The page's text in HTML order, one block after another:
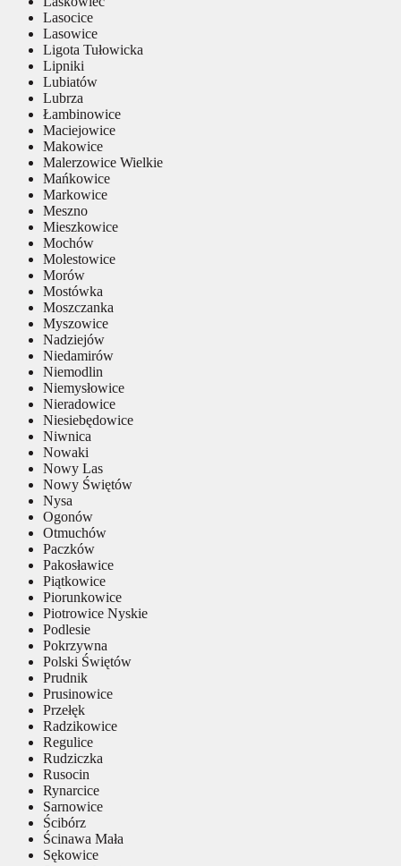
Lasocice
Lasowice
Ligota Tułowicka
Lipniki
Lubiatów
Lubrza
Łambinowice
Maciejowice
Makowice
Malerzowice Wielkie
Mańkowice
Markowice
Meszno
Mieszkowice
Mochów
Molestowice
Morów
Mostówka
Moszczanka
Myszowice
Nadziejów
Niedamirów
Niemodlin
Niemysłowice
Nieradowice
Niesiebędowice
Niwnica
Nowaki
Nowy Las
Nowy Świętów
Nysa
Ogonów
Otmuchów
Paczków
Pakosławice
Piątkowice
Piorunkowice
Piotrowice Nyskie
Podlesie
Pokrzywna
Polski Świętów
Prudnik
Prusinowice
Przełęk
Radzikowice
Regulice
Rudziczka
Rusocin
Rynarcice
Sarnowice
Ścibórz
Ścinawa Mała
Sękowice